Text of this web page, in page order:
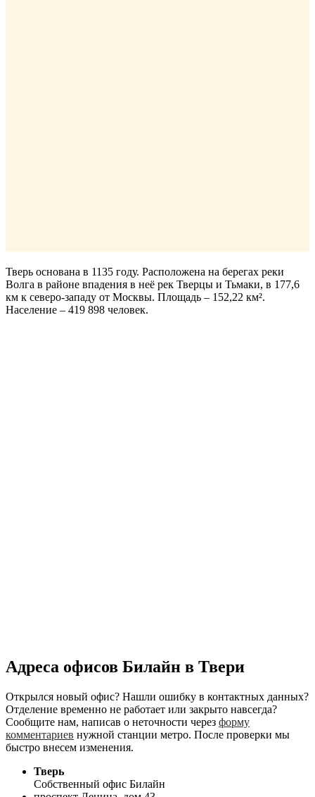
Тверь основана в 1135 году. Расположена на берегах реки
Волга в районе впадения в неё рек Тверцы и Тьмаки, в 177,6
км к северо-западу от Москвы. Площадь – 152,22 км².
Население – 419 898 человек.
Адреса офисов Билайн в Твери
Открылся новый офис? Нашли ошибку в контактных данных?
Отделение временно не работает или закрыто навсегда?
Сообщите нам, написав о неточности через форму
комментариев нужной станции метро. После проверки мы
быстро внесем изменения.
Тверь
Собственный офис Билайн